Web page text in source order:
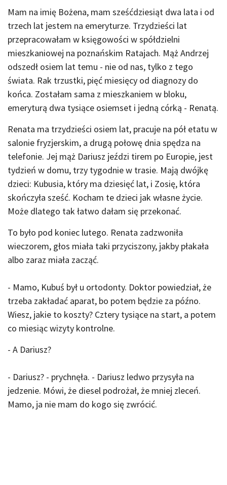
Mam na imię Bożena, mam sześćdziesiąt dwa lata i od
trzech lat jestem na emeryturze. Trzydzieści lat
przepracowałam w księgowości w spółdzielni
mieszkaniowej na poznańskim Ratajach. Mąż Andrzej
odszedł osiem lat temu - nie od nas, tylko z tego
świata. Rak trzustki, pięć miesięcy od diagnozy do
końca. Zostałam sama z mieszkaniem w bloku,
emeryturą dwa tysiące osiemset i jedną córką - Renatą.
Renata ma trzydzieści osiem lat, pracuje na pół etatu w
salonie fryzjerskim, a drugą połowę dnia spędza na
telefonie. Jej mąż Dariusz jeździ tirem po Europie, jest
tydzień w domu, trzy tygodnie w trasie. Mają dwójkę
dzieci: Kubusia, który ma dziesięć lat, i Zosię, która
skończyła sześć. Kocham te dzieci jak własne życie.
Może dlatego tak łatwo dałam się przekonać.
To było pod koniec lutego. Renata zadzwoniła
wieczorem, głos miała taki przyciszony, jakby płakała
albo zaraz miała zacząć.
- Mamo, Kubuś był u ortodonty. Doktor powiedział, że
trzeba zakładać aparat, bo potem będzie za późno.
Wiesz, jakie to koszty? Cztery tysiące na start, a potem
co miesiąc wizyty kontrolne.
- A Dariusz?
- Dariusz? - prychnęła. - Dariusz ledwo przysyła na
jedzenie. Mówi, że diesel podrożał, że mniej zleceń.
Mamo, ja nie mam do kogo się zwrócić.